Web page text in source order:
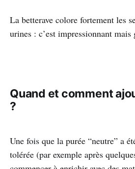
La betterave colore fortement les
urines : c’est impressionnant mais
Quand et comment
?
Une fois que la purée “neutre” a
tolérée (par exemple après